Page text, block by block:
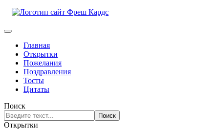
Главная
Открытки
Пожелания
Поздравления
Тосты
Цитаты
Поиск
Поиск
Открытки